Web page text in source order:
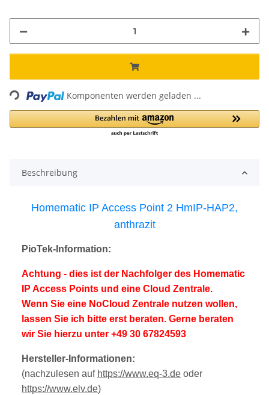
Loading... Komponenten werden geladen ...
Beschreibung
Homematic IP Access Point 2 HmIP-HAP2,
anthrazit
PioTek-Information:
Achtung - dies ist der Nachfolger des Homematic
IP Access Points und eine Cloud Zentrale.
Wenn Sie eine NoCloud Zentrale nutzen wollen,
lassen Sie ich bitte erst beraten. Gerne beraten
wir Sie hierzu unter +49 30 67824593
Hersteller-Informationen:
(nachzulesen auf https://www.eq-3.de oder
https://www.elv.de)